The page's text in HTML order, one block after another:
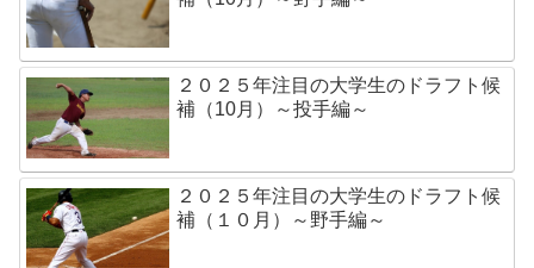
２０２５年注目の大学生のドラフト候
補（10月）～投手編～
２０２５年注目の大学生のドラフト候
補（１０月）～野手編～